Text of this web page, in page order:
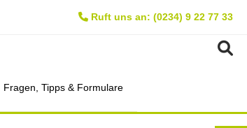
Ruft uns an: (0234) 9 22 77 33
Fragen, Tipps & Formulare